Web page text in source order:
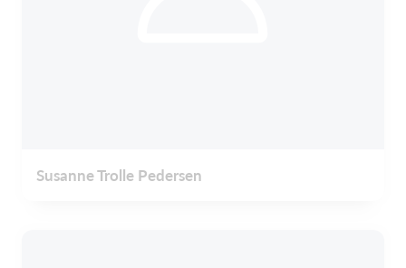
Susanne Trolle Pedersen